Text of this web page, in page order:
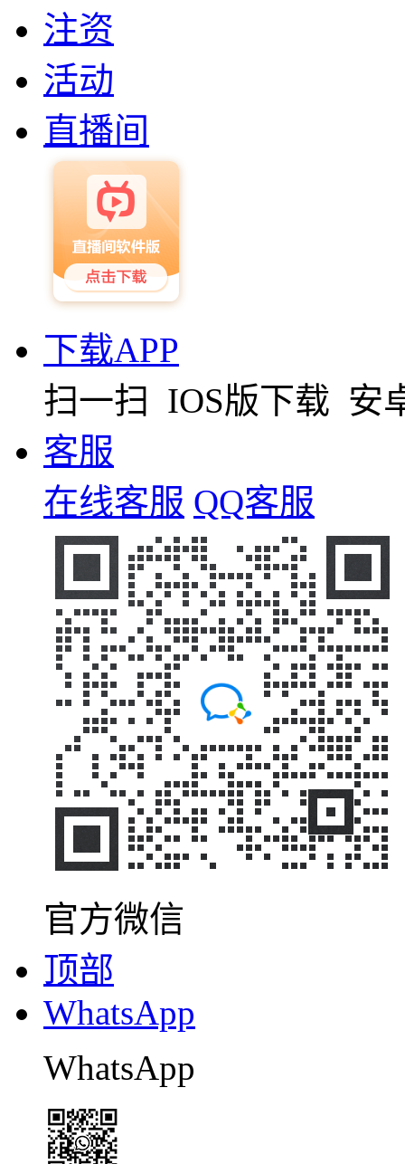
注资
活动
直播间
下载APP
扫一扫
IOS版下载 安
客服
在线客服 QQ客服
官方微信
顶部
WhatsApp
WhatsApp